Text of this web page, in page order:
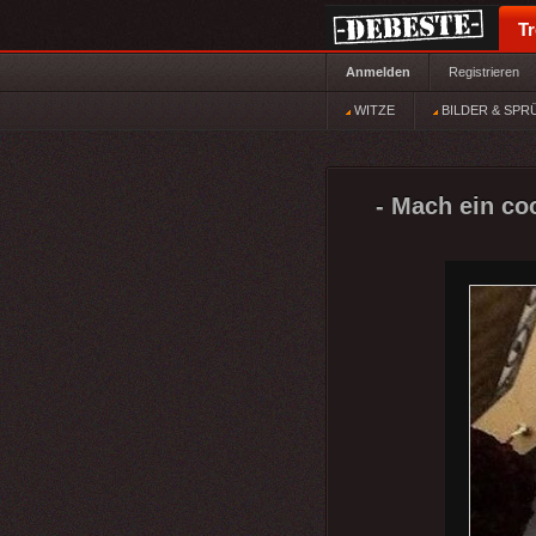
Anmelden Registrieren
WITZE BILDER &
- Mach ein